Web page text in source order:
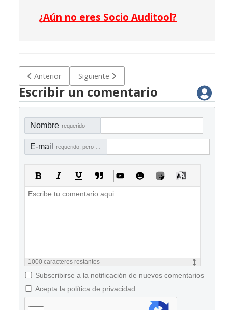
¿Aún no eres Socio Auditool?
Artículo anterior: Checklist para Diseñar el Plan de Auditoría
Anterior Artículo siguiente: Modelo de documento
Siguiente
Escribir un comentario
Nombre requerido
E-mail
1000 caracteres restantes
Subscribirse a la notificación de nuevos comentarios
Acepta la política de privacidad